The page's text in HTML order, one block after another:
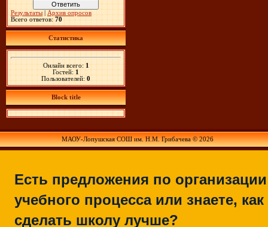
Результаты
Архив опросов
Всего ответов: 70
Статистика
Онлайн всего: 1
Гостей: 1
Пользователей: 0
Block title
МАОУ-Лопушская СОШ им. Н.М. Грибачева © 2026
Есть предложения по организации
учебного процесса или знаете, как
сделать школу лучше?